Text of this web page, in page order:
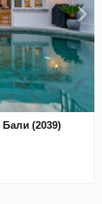
(2039)